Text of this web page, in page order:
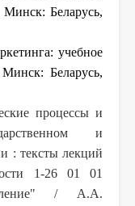
Беларусь,
учебное
Беларусь,
процессы и
и
: тексты лекций
1-26 01 01
/ А.А.